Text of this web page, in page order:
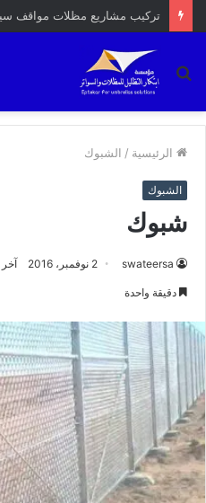
احدث انواع المظلات
بحث
الرئيسية / الشبوك
الشبوك
شبوك
swateersa 2 نوفمبر، 2016 آخر
دقيقة واحدة